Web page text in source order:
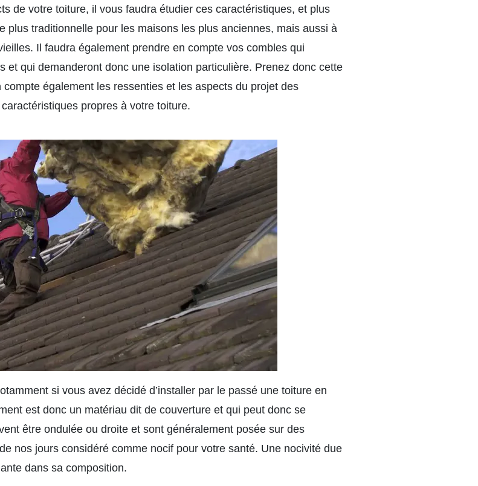
de votre toiture, il vous faudra étudier ces caractéristiques, et plus
plus traditionnelle pour les maisons les plus anciennes, mais aussi à
Il faudra également prendre en compte vos combles qui
et qui demanderont donc une isolation particulière. Prenez donc cette
également les ressenties et les aspects du projet des
propres à votre toiture.
si vous avez décidé d’installer par le passé une toiture en
est donc un matériau dit de couverture et qui peut donc se
être ondulée ou droite et sont généralement posée sur des
nos jours considéré comme nocif pour votre santé. Une nocivité due
dans sa composition.